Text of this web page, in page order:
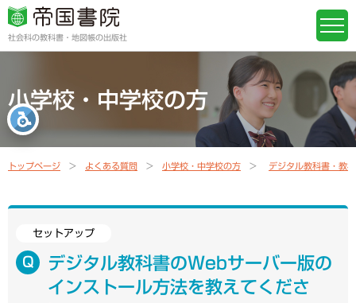
社会科の教科書・地図帳の出版社
小学校・中学校の方
トップページ よくある質問 小学校・中学校の方 デジタル教科書・教材
セットアップ
デジタル教科書のWebサーバー版の
インストール方法を教えてくださ